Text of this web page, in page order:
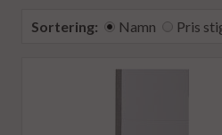
Sortering: Namn Pris